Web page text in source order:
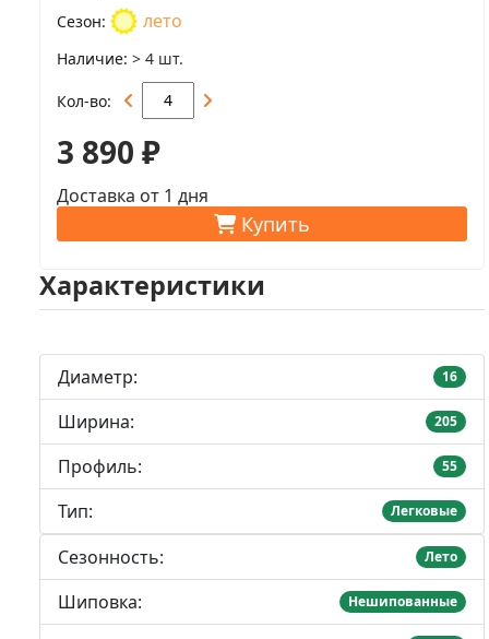
Сезон
лето
Наличие > 4 шт.
Кол-во
3 890 ₽
Доставка от 1 дня
Купить
Характеристики
Диаметр: 16
Ширина: 205
Профиль: 55
Тип: Легковые
Сезонность: Лето
Шиповка: Нешипованные